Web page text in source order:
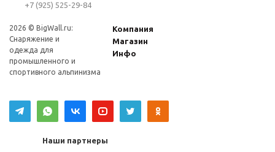
+7 (925) 525-29-84
2026 © BigWall.ru:
Снаряжение и
одежда для
промышленного и
спортивного альпинизма
Компания
Магазин
Инфо
Наши партнеры